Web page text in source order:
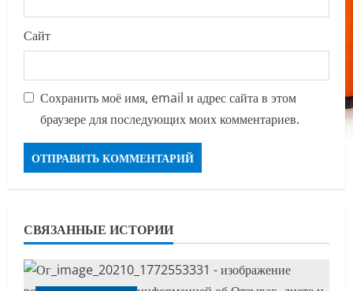
Сайт
Сохранить моё имя, email и адрес сайта в этом
браузере для последующих моих комментариев.
СВЯЗАННЫЕ ИСТОРИИ